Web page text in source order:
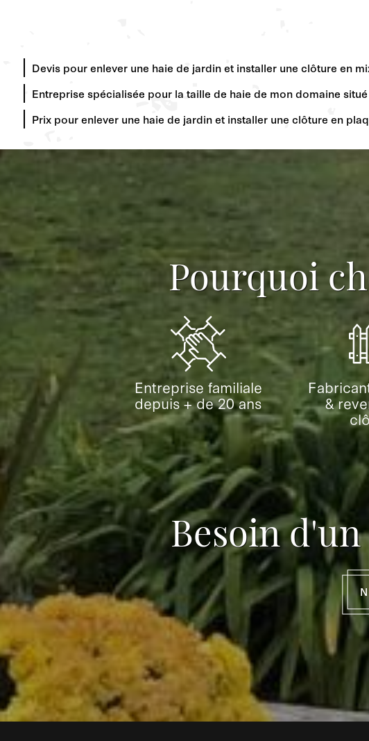
Devis pour enlever une haie de jardin et installer une clôture en
Entreprise spécialisée pour la taille de haie de mon domaine
Prix pour enlever une haie de jardin et installer une clôture en
Pourquoi
Entreprise familiale
depuis + de 20 ans &
Besoin d'un